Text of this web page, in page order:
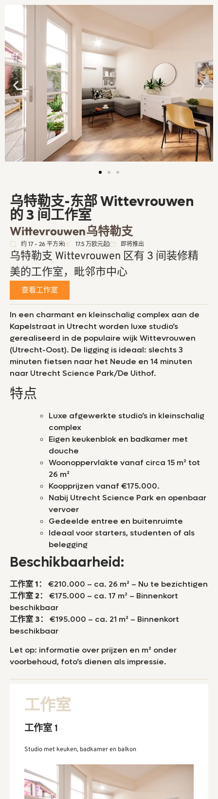
乌特勒支-东部 Wittevrouwen
的 3 间工作室
Wittevrouwen乌特勒支
约 17 - 26 平方米 17.5 万欧元起 即将推出
乌特勒支 Wittevrouwen 区有 3 间装修精
美的工作室，毗邻市中心
查看工作室
In een charmant en kleinschalig complex aan de
Kapelstraat in Utrecht worden luxe studio’s
gerealiseerd in de populaire wijk Wittevrouwen
(Utrecht-Oost). De ligging is ideaal: slechts 3
minuten fietsen naar het Neude en 14 minuten
naar Utrecht Science Park/De Uithof.
特点
Luxe afgewerkte studio’s in kleinschalig
complex
Eigen keukenblok en badkamer met
douche
Woonoppervlakte vanaf circa 15 m² tot
26 m²
Koopprijzen vanaf €175.000.
Nabij Utrecht Science Park en openbaar
vervoer
Gedeelde entree en buitenruimte
Ideaal voor starters, studenten of als
belegging
Beschikbaarheid:
工作室 1：
€210.000 – ca. 26 m² – Nu te bezichtigen
工作室 2：
€175.000 – ca. 17 m² – Binnenkort
beschikbaar
工作室 3：
€195.000 – ca. 21 m² – Binnenkort
beschikbaar
Let op: informatie over prijzen en m² onder
voorbehoud, foto’s dienen als impressie.
工作室
工作室 1
Studio met keuken, badkamer en balkon